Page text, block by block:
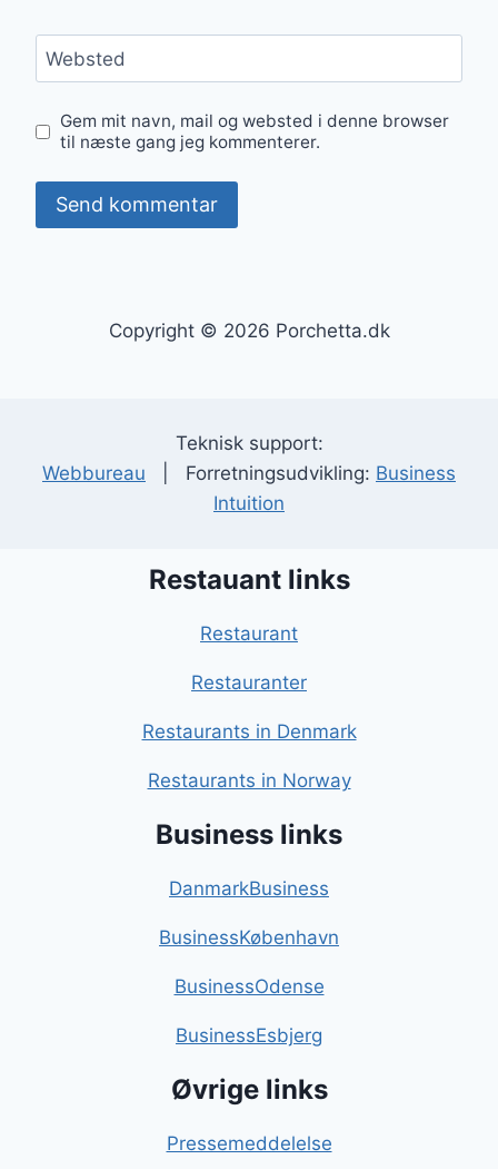
Websted
Gem mit navn, mail og websted i denne browser
til næste gang jeg kommenterer.
Copyright © 2026 Porchetta.dk
Teknisk support:
Webbureau | Forretningsudvikling: Business
Intuition
Restauant links
Restaurant
Restauranter
Restaurants in Denmark
Restaurants in Norway
Business links
DanmarkBusiness
BusinessKøbenhavn
BusinessOdense
BusinessEsbjerg
Øvrige links
Pressemeddelelse